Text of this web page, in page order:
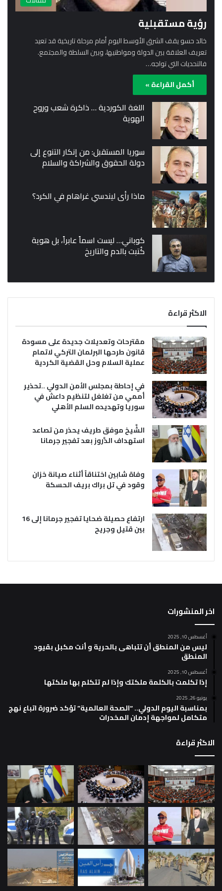
رؤية مستقبلية
خالد حسو يقف الشرق الأوسط اليوم أمام مرحلة تاريخية قد تعيد
تعريف العلاقة بين الدولة ومواطنيها، وبين السلطة والمجتمع.
فالتحديات التي تواجه…
أكمل القراءة »
اللغة الكوردية … ذاكرة شعب وروح
الهوية
سوريا المستقبل: من إنكار التنوع إلى
دولة الحقوق والشراكة والسلام
ماذا رأى ليندسي غراهام في الكرد؟
كوباني… ليست اسماً عابراً، بل هوية
كُتبت بالدم والتاريخ
الاكثر قراءة
مقترحات وتعديلات جديدة على مسودة
قانون طرحها البرلمان التركي لاتمام
عملية السلام وحل القضية الكردية
في إحاطة بمجلس الأمن الدولي ..تحذير
أممي من تغلغل لتنظيم داعش في
سوريا وتهديده السلم الأهلي
الشَّيخ موفق طريف يحذر من تصاعد
استهداف الدَّروز بعد تفجير جرمانا
وفاة شابين اختناقاً أثناء صيانة خزان
وقود في تل براك بريف الحسكة
ارتفاع حصيلة ضحايا تفجير جرمانا إلى 16
بين قتيل وجريح
اخر المنشورات
أغسطس 10, 2025
ليس من المنطق أن تتباهى بالحرية و أنت مكبل بقيود
المنطق
أغسطس 10, 2025
إذا تكلمت بالكلمة ملكتك وإذا لم تتكلم بها ملكتها
يونيو 26, 2025
بمناسبة اليوم الدولي.. “الصحة العالمية” تؤكد ضرورة اتباع نهج
متكامل لمواجهة إدمان المخدرات
الاكثر قراءة